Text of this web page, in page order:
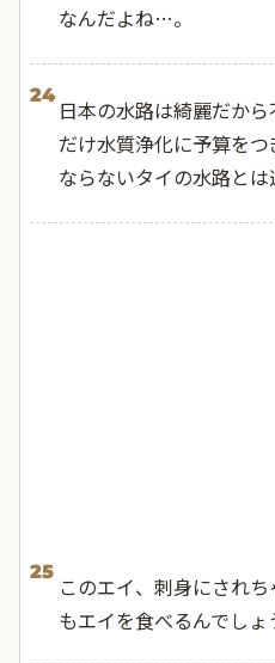
なんだよね…。
24
日本の水路は綺麗だか
だけ水質浄化に予算を
ならないタイの水路とは
25
このエイ、刺身にされ
もエイを食べるんでしょ